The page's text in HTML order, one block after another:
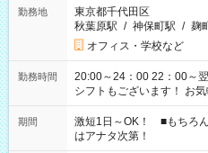
勤務地
東京都千代田区
秋葉原駅 / 神保町駅 / 麹
オフィス・学校など
勤務時間
20:00～24：00 22：00～翌
シフトもございます！ お
期間
激短1日～OK！ ■もちろ
はアナタ次第！